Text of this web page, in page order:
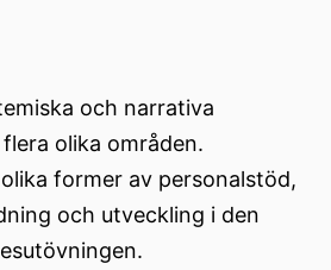
och narrativa
olika områden.
former av personalstöd,
och utveckling i den